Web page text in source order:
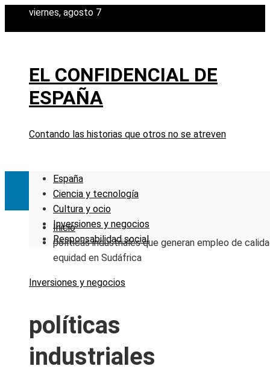
viernes, agosto 7
EL CONFIDENCIAL DE
ESPAÑA
Contando las historias que otros no se atreven
España
Ciencia y tecnología
Cultura y ocio
Inversiones y negocios
Responsabilidad social
Inicio
políticas industriales que generan empleo de
equidad en Sudáfrica
Inversiones y negocios
políticas
industriales